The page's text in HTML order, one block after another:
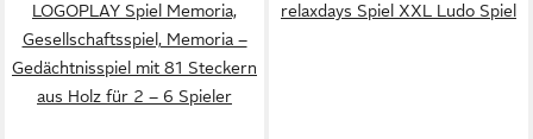
LOGOPLAY Spiel Memoria,
Gesellschaftsspiel, Memoria –
Gedächtnisspiel mit 81 Steckern
aus Holz für 2 – 6 Spieler
relaxdays Spiel XXL Ludo Spiel